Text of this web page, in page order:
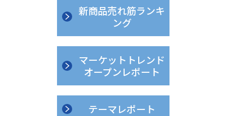
新商品売れ筋ランキ
ング
マーケットトレンド
オープンレポート
テーマレポート